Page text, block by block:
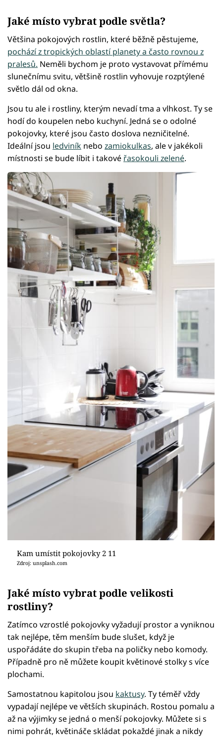
Jaké místo vybrat podle světla?
Většina pokojových rostlin, které běžně pěstujeme,
pochází z tropických oblastí planety a často rovnou z
pralesů. Neměli bychom je proto vystavovat přímému
slunečnímu svitu, většině rostlin vyhovuje rozptýlené
světlo dál od okna.
Jsou tu ale i rostliny, kterým nevadí tma a vlhkost. Ty se
hodí do koupelen nebo kuchyní. Jedná se o odolné
pokojovky, které jsou často doslova nezničitelné.
Ideální jsou ledviník nebo zamiokulkas, ale v jakékoli
místnosti se bude líbit i takové řasokouli zelené.
Kam umístit pokojovky 2 11
Zdroj: unsplash.com
Jaké místo vybrat podle velikosti
rostliny?
Zatímco vzrostlé pokojovky vyžadují prostor a vyniknou
tak nejlépe, těm menším bude slušet, když je
uspořádáte do skupin třeba na poličky nebo komody.
Případně pro ně můžete koupit květinové stolky s více
plochami.
Samostatnou kapitolou jsou kaktusy. Ty téměř vždy
vypadají nejlépe ve větších skupinách. Rostou pomalu a
až na výjimky se jedná o menší pokojovky. Můžete si s
nimi pohrát, květináče skládat pokaždé jinak a nikdy